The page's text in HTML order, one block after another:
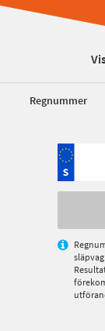
Regnummer